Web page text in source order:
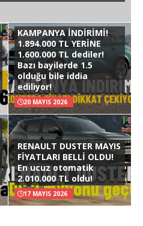
KAMPANYA İNDİRİMİ!
1.894.000 TL YERİNE
1.600.000 TL dediler!
Bazı bayilerde 1.5
olduğu bile iddia
ediliyor!
20 MAYIS 2026
RENAULT DUSTER MAYIS
FİYATLARI BELLİ OLDU!
En ucuz otomatik
2.010.000 TL oldu!
17 MAYIS 2026